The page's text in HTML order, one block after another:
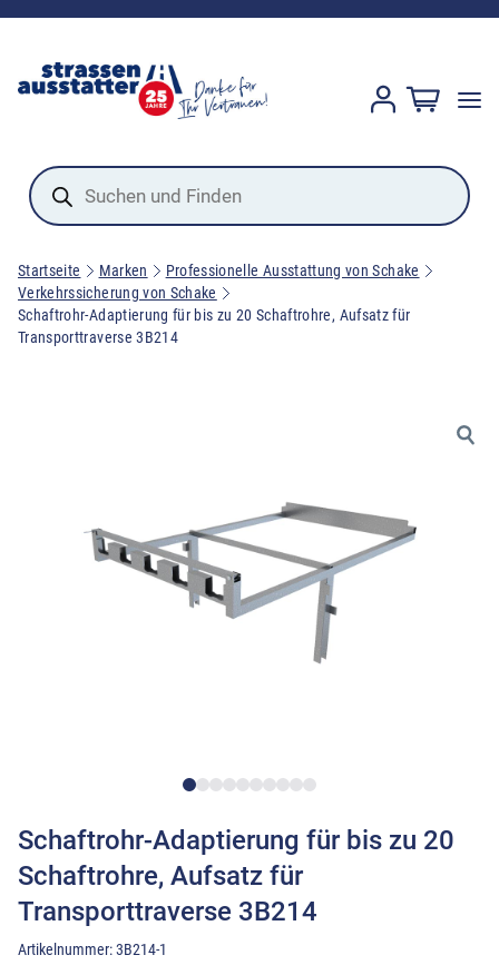
Products
search
Startseite Marken
Professionelle Ausstattung von Schake
Verkehrssicherung von Schake
Schaftrohr-Adaptierung für bis zu 20 Schaftrohre, Aufsatz für
Transporttraverse 3B214
Schaftrohr-Adaptierung für bis zu 20
Schaftrohre, Aufsatz für
Transporttraverse 3B214
Artikelnummer:3B214-1